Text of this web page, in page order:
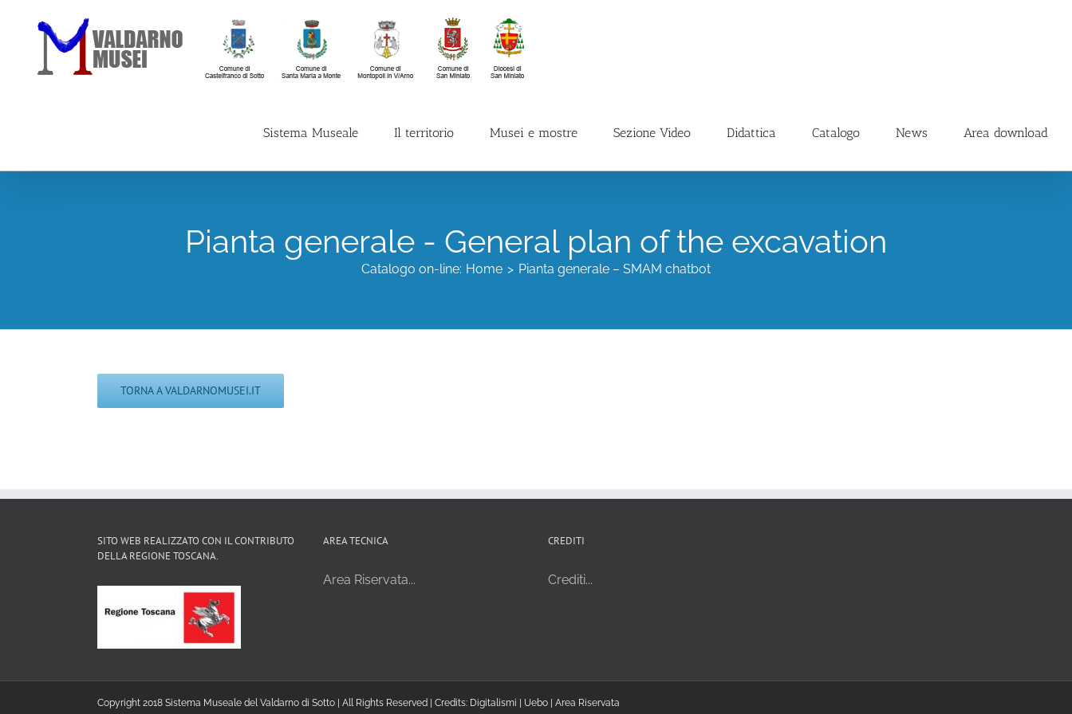
Sistema Museale Il territorio Musei e mostre Sezione Video Didattica Catalogo News Area download
Pianta generale - General plan of the excavation
Catalogo on-line: Home Pianta generale – SMAM chatbot
TORNA A VALDARNOMUSEI.IT
SITO WEB REALIZZATO CON IL CONTRIBUTO
DELLA REGIONE TOSCANA.
AREA TECNICA
Area Riservata...
CREDITI
Crediti...
Copyright 2018 Sistema Museale del Valdarno di Sotto | All Rights Reserved | Credits: Digitalismi Uebo Area Riservata